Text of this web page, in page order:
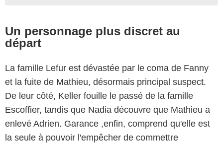
Un personnage plus discret au
départ
La famille Lefur est dévastée par le coma de Fanny
et la fuite de Mathieu, désormais principal suspect.
De leur côté, Keller fouille le passé de la famille
Escoffier, tandis que Nadia découvre que Mathieu a
enlevé Adrien. Garance ,enfin, comprend qu'elle est
la seule à pouvoir l'empêcher de commettre